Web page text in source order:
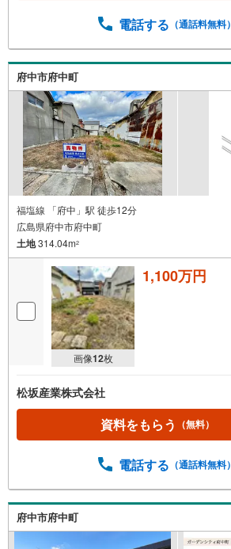
電話する （通話料無料）
府中市府中町
福塩線 「府中」駅 徒歩12分
広島県府中市府中町
土地314.04m2
画像12枚
1,100万円
松坂産業株式会社
資料をもらう （無料）
電話する （通話料無料）
府中市府中町